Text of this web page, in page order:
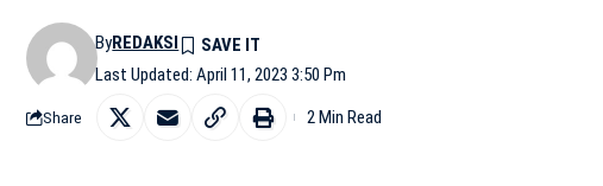
Last Updated: April 11, 2023 3:50 Pm
ByREDAKSI
Share 2 Min Read